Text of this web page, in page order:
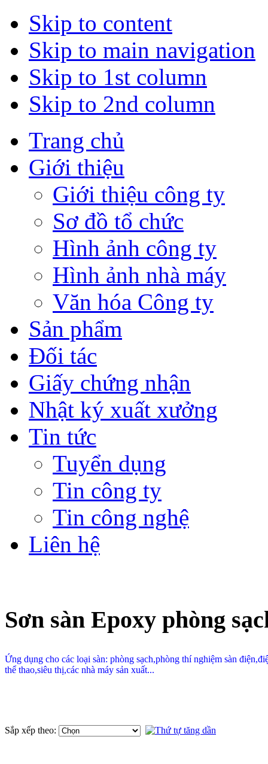
Skip to content
Skip to main navigation
Skip to 1st column
Skip to 2nd column
Trang chủ
Giới thiệu
Giới thiệu công ty
Sơ đồ tổ chức
Hình ảnh công ty
Hình ảnh nhà máy
Văn hóa Công ty
Sản phẩm
Đối tác
Giấy chứng nhận
Nhật ký xuất xưởng
Tin tức
Tuyển dụng
Tin công ty
Tin công nghệ
Liên hệ
Sơn sàn Epoxy phòng
Ứng dụng cho các loại sàn: phòng sạch,phòng thí nghiệm sàn
thể thao,siêu thị,các nhà máy sản xuất...
Sắp xếp theo: